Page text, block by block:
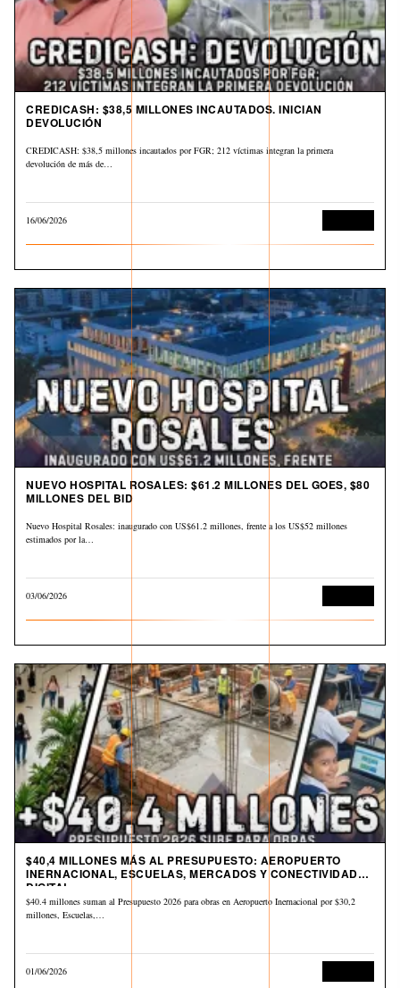
CREDICASH: $38,5 MILLONES INCAUTADOS. INICIAN
DEVOLUCIÓN
CREDICASH: $38,5 millones incautados por FGR; 212 víctimas integran la primera
devolución de más de…
16/06/2026
NUEVO HOSPITAL ROSALES: $61.2 MILLONES DEL GOES, $80
MILLONES DEL BID
Nuevo Hospital Rosales: inaugurado con US$61.2 millones, frente a los US$52 millones
estimados por la…
03/06/2026
$40,4 MILLONES MÁS AL PRESUPUESTO: AEROPUERTO
INERNACIONAL, ESCUELAS, MERCADOS Y CONECTIVIDAD
DIGITAL
$40.4 millones suman al Presupuesto 2026 para obras en Aeropuerto Inernacional por $30,2
millones, Escuelas,…
01/06/2026